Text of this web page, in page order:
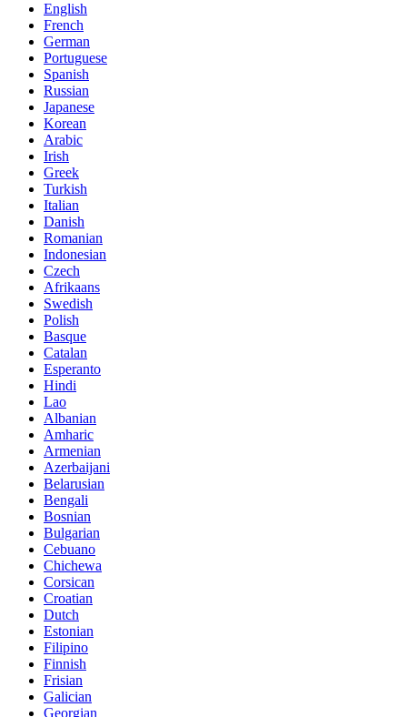
English
French
German
Portuguese
Spanish
Russian
Japanese
Korean
Arabic
Irish
Greek
Turkish
Italian
Danish
Romanian
Indonesian
Czech
Afrikaans
Swedish
Polish
Basque
Catalan
Esperanto
Hindi
Lao
Albanian
Amharic
Armenian
Azerbaijani
Belarusian
Bengali
Bosnian
Bulgarian
Cebuano
Chichewa
Corsican
Croatian
Dutch
Estonian
Filipino
Finnish
Frisian
Galician
Georgian